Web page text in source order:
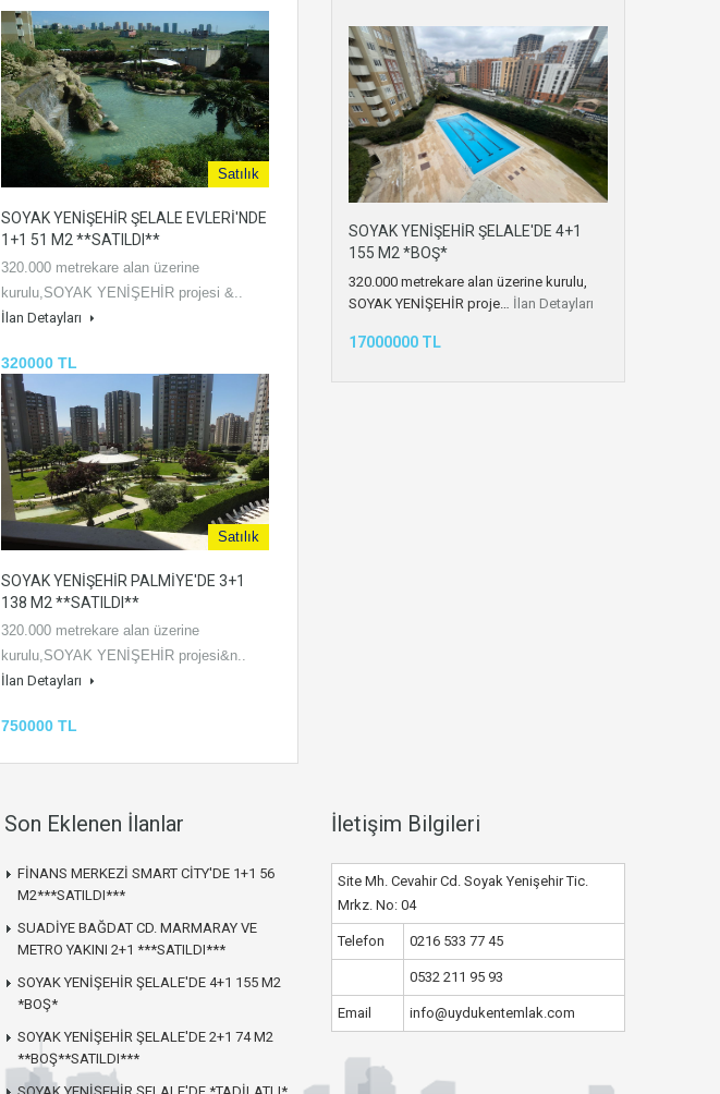
Satılık
SOYAK YENİŞEHİR ŞELALE EVLERİ'NDE
1+1 51 M2 **SATILDI**
320.000 metrekare alan üzerine
kurulu,SOYAK YENİŞEHİR projesi &..
İlan Detayları
320000 TL
Satılık
SOYAK YENİŞEHİR PALMİYE'DE 3+1
138 M2 **SATILDI**
320.000 metrekare alan üzerine
kurulu,SOYAK YENİŞEHİR projesi&n..
İlan Detayları
750000 TL
SOYAK YENİŞEHİR ŞELALE'DE 4+1
155 M2 *BOŞ*
320.000 metrekare alan üzerine kurulu,
SOYAK YENİŞEHİR proje… İlan Detayları
17000000 TL
Son Eklenen İlanlar
FİNANS MERKEZİ SMART CİTY'DE 1+1 56
M2***SATILDI***
SUADİYE BAĞDAT CD. MARMARAY VE
METRO YAKINI 2+1 ***SATILDI***
SOYAK YENİŞEHİR ŞELALE'DE 4+1 155 M2
*BOŞ*
SOYAK YENİŞEHİR ŞELALE'DE 2+1 74 M2
**BOŞ**SATILDI***
İletişim Bilgileri
Site Mh. Cevahir Cd. Soyak Yenişehir Tic.
Mrkz. No: 04
Telefon 0216 533 77 45
0532 211 95 93
Email info@uydukentemlak.com